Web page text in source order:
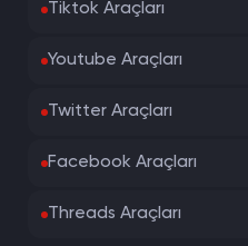
Tiktok Araçları
Youtube Araçları
Twitter Araçları
Facebook Araçları
Threads Araçları